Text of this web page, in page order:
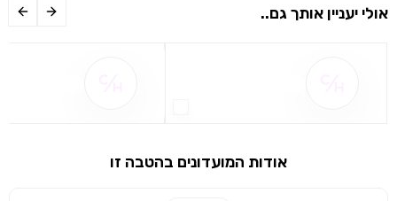
אולי יעניין אותך גם..
אודות המועדונים בהטבה זו